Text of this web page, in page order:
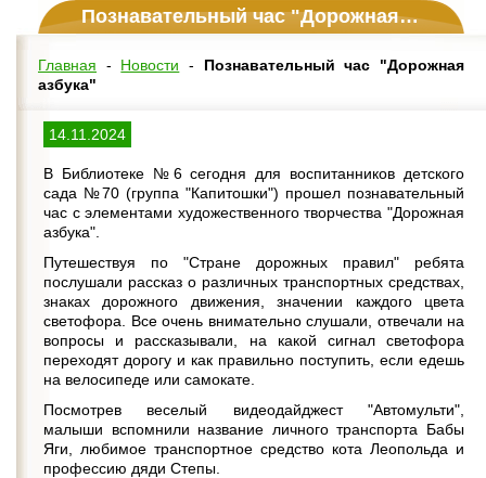
Познавательный час "Дорожная азбука"
Главная - Новости - Познавательный час "Дорожная
азбука"
14.11.2024
В Библиотеке №6 сегодня для воспитанников детского
сада №70 (группа "Капитошки") прошел познавательный
час с элементами художественного творчества "Дорожная
азбука".
Путешествуя по "Стране дорожных правил" ребята
послушали рассказ о различных транспортных средствах,
знаках дорожного движения, значении каждого цвета
светофора. Все очень внимательно слушали, отвечали на
вопросы и рассказывали, на какой сигнал светофора
переходят дорогу и как правильно поступить, если едешь
на велосипеде или самокате.
Посмотрев веселый видеодайджест "Автомульти",
малыши вспомнили название личного транспорта Бабы
Яги, любимое транспортное средство кота Леопольда и
профессию дяди Степы.